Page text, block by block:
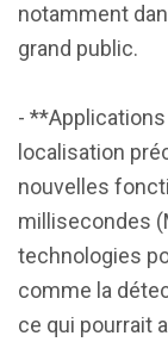
notamment
grand public.
-
localisation
nouvelles
millisecondes
technologies
comme la
ce qui pourrait